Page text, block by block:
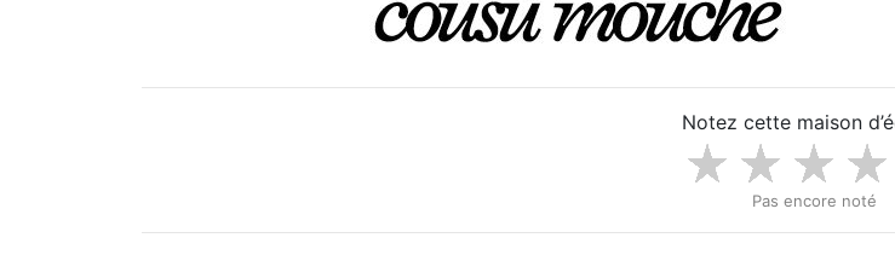
Notez cette maison
Pas encore noté